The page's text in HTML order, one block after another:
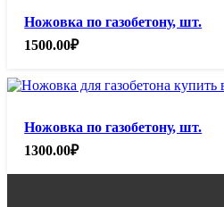
Ножовка по газобетону, шт.
1500.00₽
Ножовка по газобетону, шт.
1300.00₽